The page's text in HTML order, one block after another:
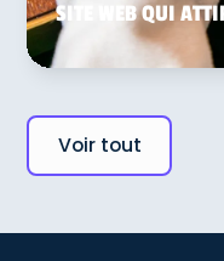
SITE WEB QUI
Voir tout